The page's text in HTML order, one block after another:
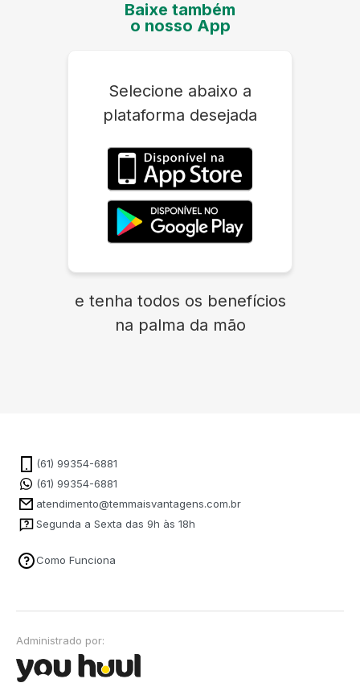
Baixe também
o nosso App
e tenha todos os benefícios
na palma da mão
Selecione abaixo a
plataforma desejada
(61) 99354-6881
(61) 99354-6881
atendimento@temmaisvantagens.com.br
Segunda a Sexta das 9h às 18h
Como Funciona
Administrado por: